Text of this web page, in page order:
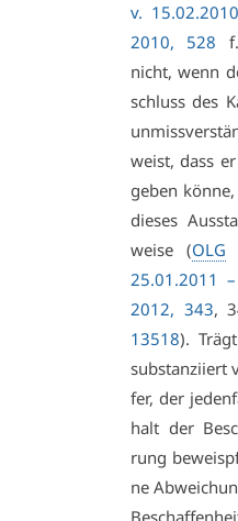
v.
2010, 528
nicht, wenn
schluss des
weist, dass
ge­ben
die­ses
wei­se (OLG
25.01.2011
2012, 343,
13518).
sub­stan­zi­iert
fer, der
halt der
rung
ne